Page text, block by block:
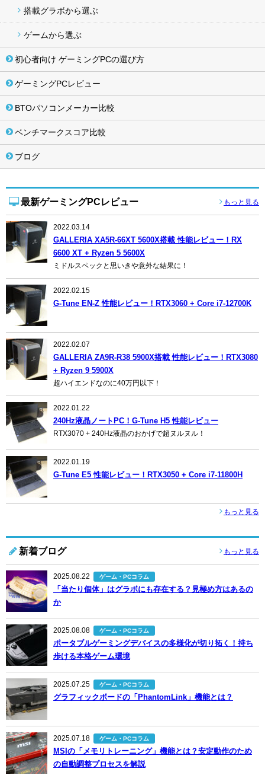
搭載グラボから選ぶ
ゲームから選ぶ
初心者向け ゲーミングPCの選び方
ゲーミングPCレビュー
BTOパソコンメーカー比較
ベンチマークスコア比較
ブログ
最新ゲーミングPCレビュー もっと見る
2022.03.14
GALLERIA XA5R-66XT 5600X搭載 性能レビュー！RX
6600 XT + Ryzen 5 5600X
ミドルスペックと思いきや意外な結果に！
2022.02.15
G-Tune EN-Z 性能レビュー！RTX3060 + Core i7-12700K
2022.02.07
GALLERIA ZA9R-R38 5900X搭載 性能レビュー！RTX3080
+ Ryzen 9 5900X
超ハイエンドなのに40万円以下！
2022.01.22
240Hz液晶ノートPC！G-Tune H5 性能レビュー
RTX3070 + 240Hz液晶のおかげで超ヌルヌル！
2022.01.19
G-Tune E5 性能レビュー！RTX3050 + Core i7-11800H
もっと見る
新着ブログ もっと見る
2025.08.22 ゲーム・PCコラム
「当たり個体」はグラボにも存在する？見極め方はあるの
か
2025.08.08 ゲーム・PCコラム
ポータブルゲーミングデバイスの多様化が切り拓く！持ち
歩ける本格ゲーム環境
2025.07.25 ゲーム・PCコラム
グラフィックボードの「PhantomLink」機能とは？
2025.07.18 ゲーム・PCコラム
MSIの「メモリトレーニング」機能とは？安定動作のため
の自動調整プロセスを解説